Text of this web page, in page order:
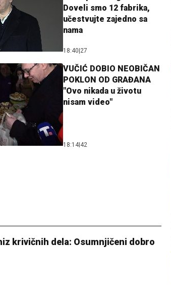
Doveli smo 12 fabrika,
učestvujte zajedno sa
nama
18:40 27
VUČIĆ DOBIO NEOBIČAN
POKLON OD GRAĐANA
"Ovo nikada u životu
nisam video"
18:14 42
krivičnih dela: Osumnjičeni dobro